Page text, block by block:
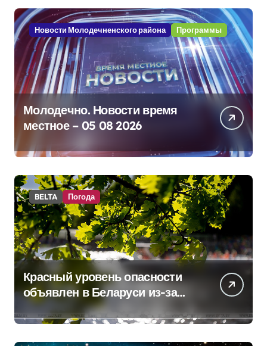
Новости Молодечненского района Программы
Молодечно. Новости время
местное – 05 08 2026
BELTA Погода
Красный уровень опасности
объявлен в Беларуси из-за
жары